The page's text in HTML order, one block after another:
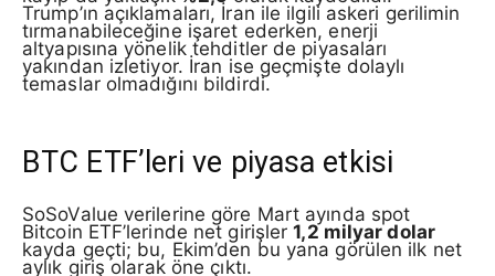
Trump’ın açıklamaları, İran ile ilgili askeri gerilimin
tırmanabileceğine işaret ederken, enerji
altyapısına yönelik tehditler de piyasaları
yakından izletiyor. İran ise geçmişte dolaylı
temaslar olmadığını bildirdi.
BTC ETF’leri ve piyasa etkisi
SoSoValue verilerine göre Mart ayında spot
Bitcoin ETF’lerinde net girişler1,2 milyar dolar
kayda geçti; bu, Ekim’den bu yana görülen ilk net
aylık giriş olarak öne çıktı.